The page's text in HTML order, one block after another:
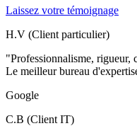
Laissez votre témoignage
H.V (Client particulier)
"Professionnalisme, rigueur,
Le meilleur bureau
Google
C.B (Client IT)